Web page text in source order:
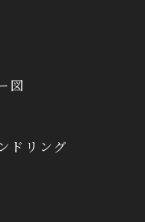
図
ドリング